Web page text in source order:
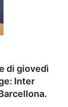
di giovedì
Inter